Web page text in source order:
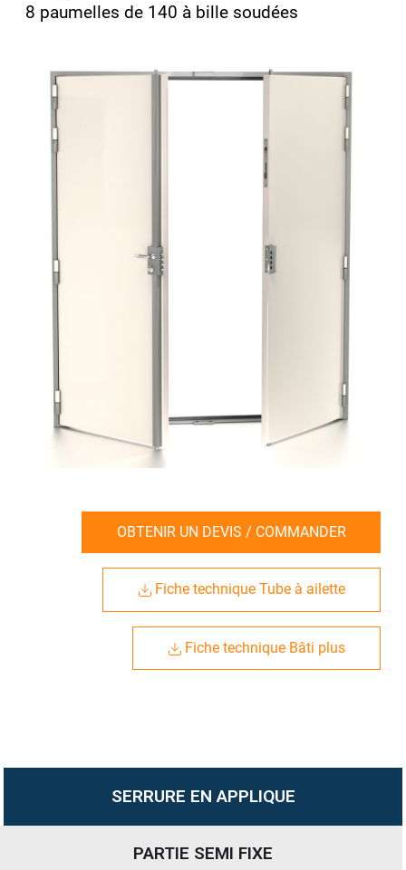
8 paumelles de 140 à bille soudées
OBTENIR UN DEVIS / COMMANDER
Fiche technique Tube à ailette
Fiche technique Bâti plus
SERRURE EN APPLIQUE
PARTIE SEMI FIXE